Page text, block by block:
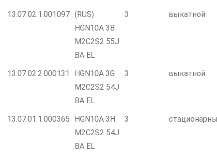
13.07.02.1.001097 (RUS)
HGN10A 3B
M2C2S2 55J
BA EL
3 выкатной
13.07.02.2.000131
HGN10A 3G
M2C2S2 54J
BA EL
3 выкатной
13.07.01.1.000365
HGN10A 3H
M2C2S2 54J
BA EL
3